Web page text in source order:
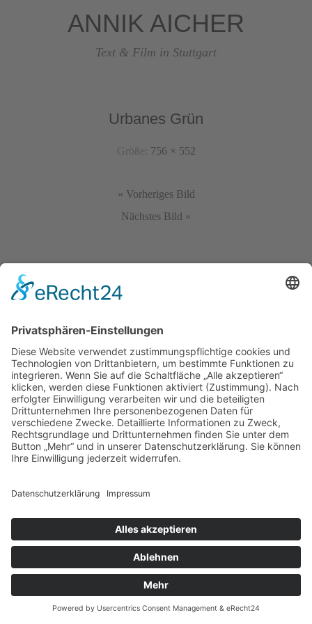
ANNIK AICHER
Text & Film in Stuttgart
Urbanes Grün
Größe: 756 × 552
« Vorheriges Bild
Nächstes Bild »
© Copyright 2026, Annik Aicher Text & Film in Stuttgart
Impressum|Datenschutzerklärung